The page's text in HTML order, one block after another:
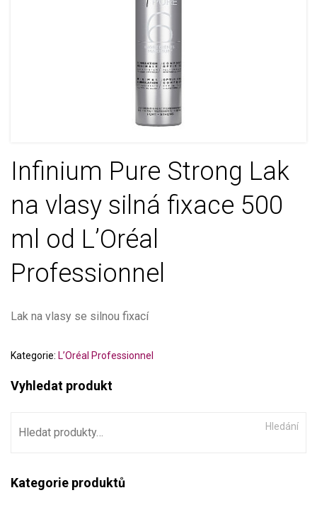
Infinium Pure Strong Lak
na vlasy silná fixace 500
ml od L’Oréal
Professionnel
Lak na vlasy se silnou fixací
Kategorie: L’Oréal Professionnel
Vyhledat produkt
Hledání
Kategorie produktů